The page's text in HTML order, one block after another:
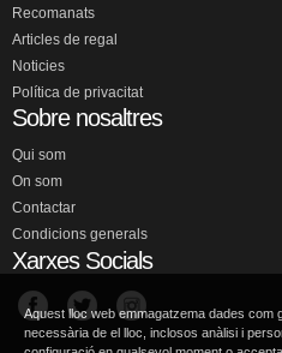
Recomanats
Articles de regal
Noticies
Política de privacitat
Sobre nosaltres
Qui som
On som
Contactar
Condicions generals
Xarxes Socials
Aquest lloc web emmagatzema dades com
necessària de el lloc, inclosos anàlisi i